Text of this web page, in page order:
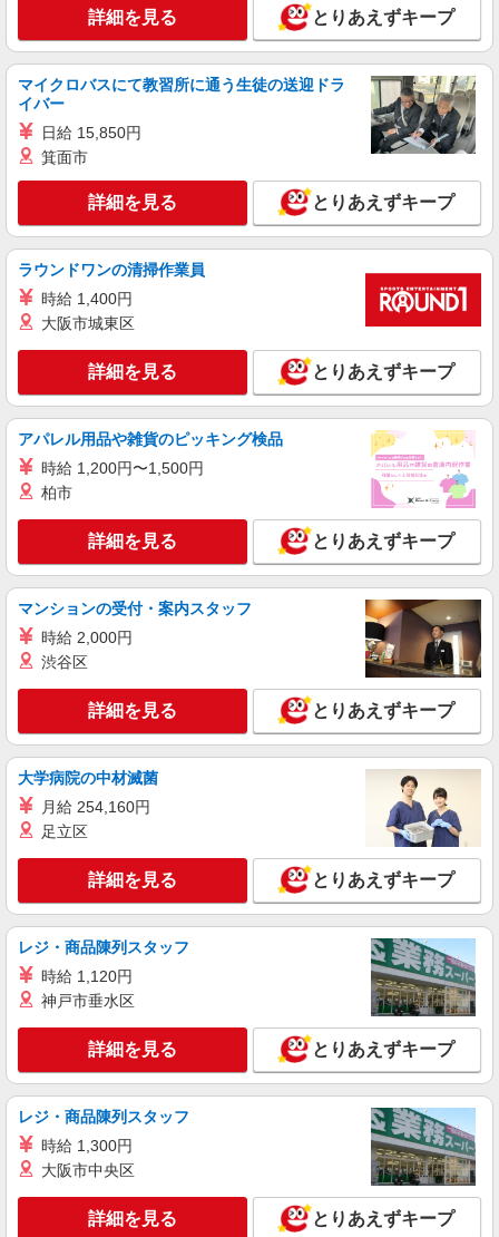
株式会社HITOWA フードサービスカンパニー
福祉施設での調理補助【アルバイト・パート】
時給1,250円以上 ※経験によりスタート時給は
変動します。 ※AP評価制度：あり 年1回の評価
により時給を見直します。 ※アルバイト賞与（寸
志）：あり 年2回。勤続年数により金額UP。
チャーム板橋蓮根 （東京都板橋区坂下3-11-
詳細を見る
アルバイト パート
株式会社HITOWA フードサービスカンパニー
福祉施設での調理補助【アルバイト・パート】
により時給を見直します。 ※アルバイト賞与（寸
志）：あり 年2回。勤続年数により金額UP。
CLASWELL小竹向原 （東京都板橋区向原二丁
目11番11号）
キープ 詳細を見る
アルバイト
ケンタッキーフライドチキン 上板橋店
カウンター・キッチンスタッフ ＜優先募集日
時＞平日（月〜金） 11:00〜17:00
時給1250円 ＜高校生＞時給1230円
東京都板橋区常盤台4-32-6ドミール常盤台
詳細を見る
パート
ケンタッキーフライドチキン 高島平店
カウンター・キッチンスタッフ ＜優先募集日
時＞日曜 フルタイム
東京都板橋区高島平8-4-2 プラザタカシマ
キープ 詳細を見る
アルバイト パート
ケンタッキーフライドチキン 帝京大学板橋キャンパス店
カウンター・キッチンスタッフ ＜優先募集日
時給1250円
東京都板橋区加賀2-11-1 学校法人帝京大学
キープ 詳細を見る
アルバイト パート
ケンタッキーフライドチキン セブンタウン小豆沢店
カウンター・キッチンスタッフ ＜優先募集日
時＞土日祝 フルタイム
詳細を見る とりあえずキープ
マイクロバスにて教習所に通う生徒の送迎ドラ
イバー
日給 15,850円
箕面市
詳細を見る とりあえずキープ
ラウンドワンの清掃作業員
時給 1,400円
大阪市城東区
詳細を見る とりあえずキープ
アパレル用品や雑貨のピッキング検品
時給 1,200円〜1,500円
柏市
詳細を見る とりあえずキープ
マンションの受付・案内スタッフ
時給 2,000円
渋谷区
詳細を見る とりあえずキープ
大学病院の中材滅菌
月給 254,160円
足立区
詳細を見る とりあえずキープ
レジ・商品陳列スタッフ
時給 1,120円
神戸市垂水区
詳細を見る とりあえずキープ
レジ・商品陳列スタッフ
時給 1,300円
大阪市中央区
詳細を見る とりあえずキープ